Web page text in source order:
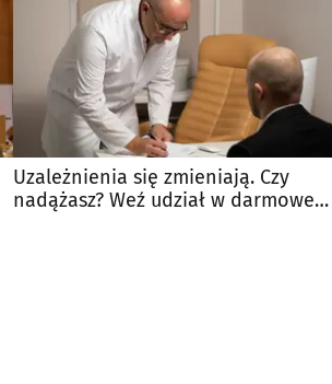
Uzależnienia się zmieniają. Czy
nadążasz? Weź udział w darmowej